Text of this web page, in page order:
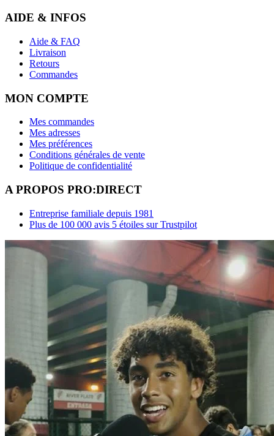
AIDE & INFOS
Aide & FAQ
Livraison
Retours
Commandes
MON COMPTE
Mes commandes
Mes adresses
Mes préférences
Conditions générales de vente
Politique de confidentialité
A PROPOS PRO:DIRECT
Entreprise familiale depuis 1981
Plus de 100 000 avis 5 étoiles sur Trustpilot